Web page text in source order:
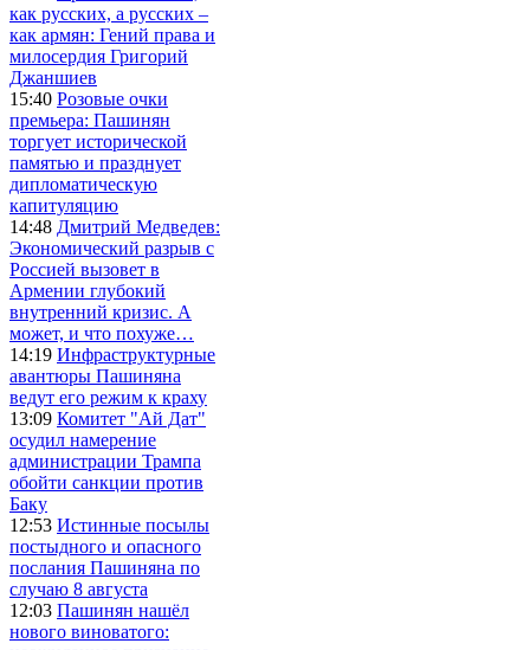
как русских, а русских –
как армян: Гений права и
милосердия Григорий
Джаншиев
15:40 Розовые очки
премьера: Пашинян
торгует исторической
памятью и празднует
дипломатическую
капитуляцию
14:48 Дмитрий Медведев:
Экономический разрыв с
Россией вызовет в
Армении глубокий
внутренний кризис. А
может, и что похуже…
14:19 Инфраструктурные
авантюры Пашиняна
ведут его режим к краху
13:09 Комитет "Ай Дат"
осудил намерение
администрации Трампа
обойти санкции против
Баку
12:53 Истинные посылы
постыдного и опасного
послания Пашиняна по
случаю 8 августа
12:03 Пашинян нашёл
нового виноватого: